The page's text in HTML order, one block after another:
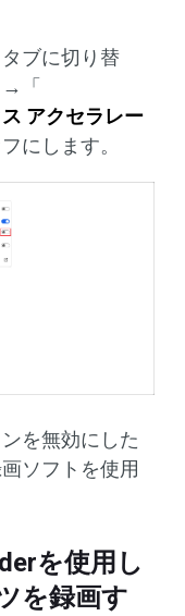
タブに切り替
→「
アクセラレー
にします。
を無効にした
ソフトを使用
を使用し
を録画す